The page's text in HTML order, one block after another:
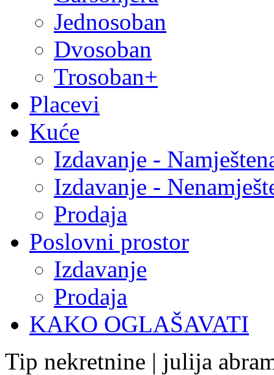
Jednosoban
Dvosoban
Trosoban+
Placevi
Kuće
Izdavanje -
Izdavanje -
Prodaja
Poslovni prostor
Izdavanje
Prodaja
KAKO OGLAŠAVATI
Tip nekretnine | julija